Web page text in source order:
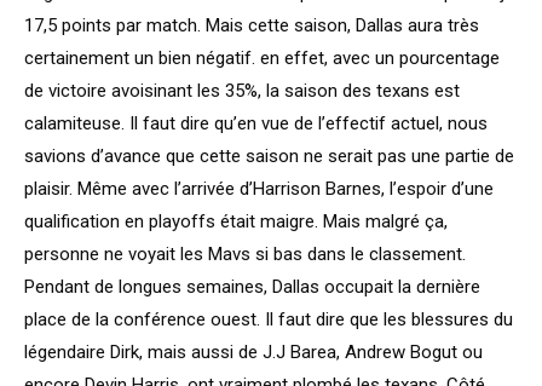
17,5 points par match. Mais cette saison, Dallas aura très
certainement un bien négatif. en effet, avec un pourcentage
de victoire avoisinant les 35%, la saison des texans est
calamiteuse. Il faut dire qu’en vue de l’effectif actuel, nous
savions d’avance que cette saison ne serait pas une partie de
plaisir. Même avec l’arrivée d’Harrison Barnes, l’espoir d’une
qualification en playoffs était maigre. Mais malgré ça,
personne ne voyait les Mavs si bas dans le classement.
Pendant de longues semaines, Dallas occupait la dernière
place de la conférence ouest. Il faut dire que les blessures du
légendaire Dirk, mais aussi de J.J Barea, Andrew Bogut ou